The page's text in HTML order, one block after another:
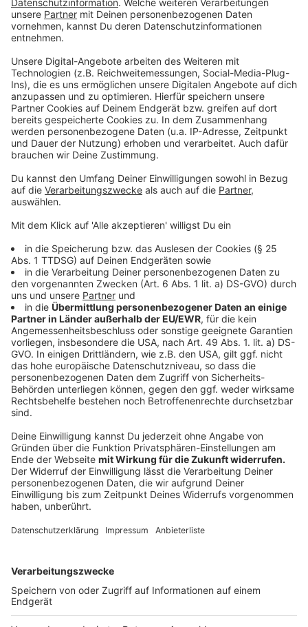
Anzeige
Kollegen haben immer Vorrang
Anzeige
Entscheidend ist auch das Team: Wenn Kollegen
Angst vor Hunden haben oder allergisch sind, ist die
Sache klar –dann dürfen Tiere nicht mit ins Büro.
Der Arbeitgeber ist verpflichtet, die Gesundheit und
Sicherheit aller Mitarbeitenden zu schützen. Das hat
Vorrang.
Wer haftet bei Schäden?
Anzeige
Wird etwas kaputt gemacht oder jemand verletzt, gilt:
Verantwortlich ist immer der Tierhalter
und zwar unabhängig davon, ob ihn Schuld trifft
verschuldensunabhängigen Haftung. Heißt konkret:
Wenn ein Hund im Büro Schaden anrichtet, haftet die
Person, die ihn mitgebracht hat. Eine passende
Versicherung ist deshalb wichtig.
Autor: Finn Weyden, Arndt Kempgens
Anzeige